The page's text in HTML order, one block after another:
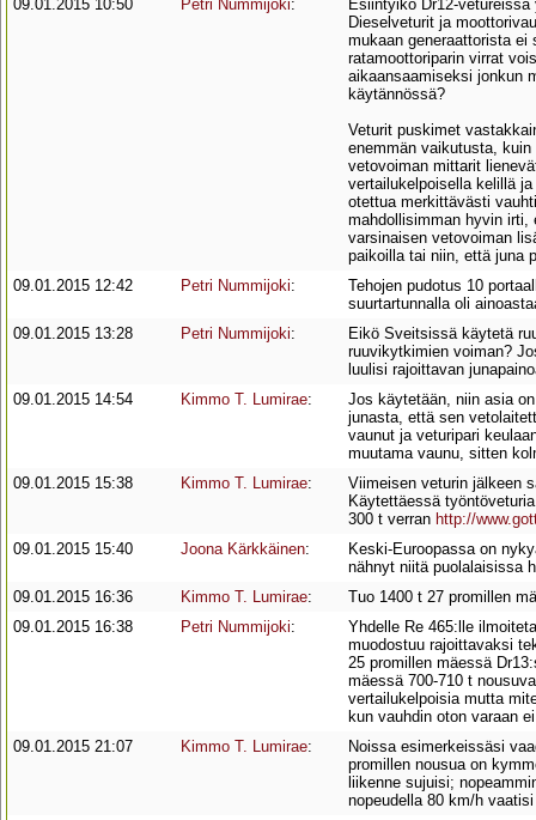
09.01.2015 10:50 Petri Nummijoki:
Esiintyikö Dr12-
Dieselveturit ja
mukaan generaattorista
ratamoottoriparin virrat
aikaansaamiseksi jonkun
käytännössä?
Veturit puskimet
enemmän vaikutusta,
vetovoiman mittarit
vertailukelpoisella kelillä
otettua merkittävästi
mahdollisimman hyvin irti,
varsinaisen vetovoiman
paikoilla tai niin, että juna
09.01.2015 12:42
Petri Nummijoki:
Tehojen pudotus 10
suurtartunnalla oli
09.01.2015 13:28
Petri Nummijoki:
Eikö Sveitsissä käytetä
ruuvikytkimien voiman?
luulisi rajoittavan
09.01.2015 14:54
Kimmo T. Lumirae:
Jos käytetään, niin asia
junasta, että sen
vaunut ja veturipari
muutama vaunu, sitten
09.01.2015 15:38
Kimmo T. Lumirae:
Viimeisen veturin jälkeen
Käytettäessä
300 t verran http://
09.01.2015 15:40
Joona Kärkkäinen:
Keski-Euroopassa on
nähnyt niitä puolalaisissa
09.01.2015 16:36
Kimmo T. Lumirae:
Tuo 1400 t 27 promillen
09.01.2015 16:38
Petri Nummijoki:
Yhdelle Re 465:lle
muodostuu rajoittavaksi
25 promillen mäessä
mäessä 700-710 t
vertailukelpoisia mutta
kun vauhdin oton varaan
09.01.2015 21:07
Kimmo T. Lumirae:
Noissa esimerkeissäsi
promillen nousua on
liikenne sujuisi;
nopeudella 80 km/h